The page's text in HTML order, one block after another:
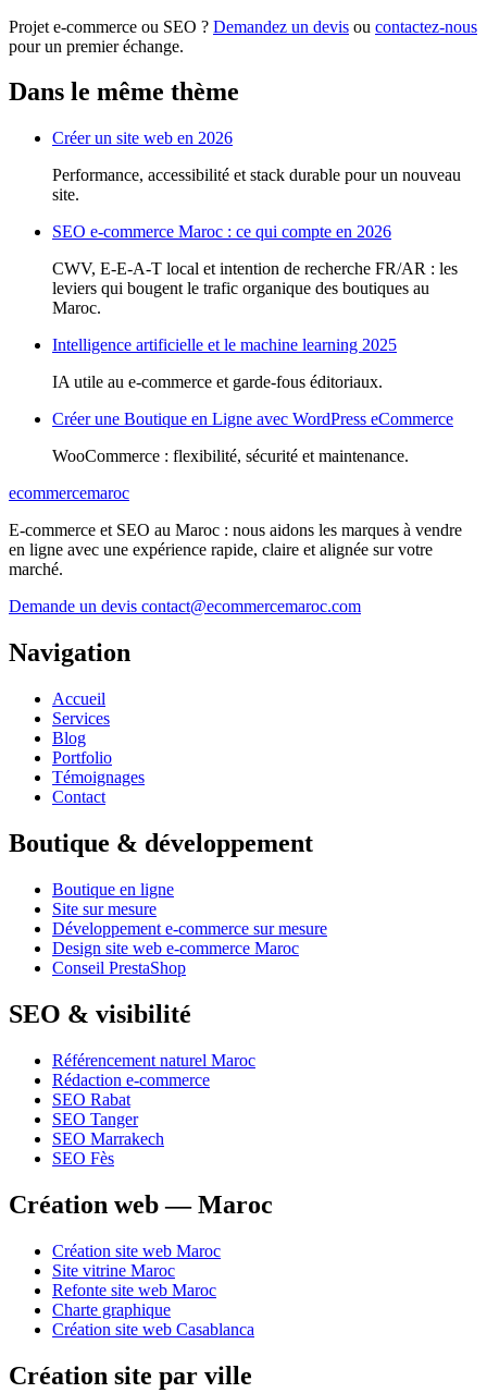
Projet e-commerce ou SEO ? Demandez un devis ou contactez-nous
pour un premier échange.
Dans le même thème
Créer un site web en 2026
Performance, accessibilité et stack durable pour un nouveau
site.
SEO e-commerce Maroc : ce qui compte en 2026
CWV, E-E-A-T local et intention de recherche FR/AR : les
leviers qui bougent le trafic organique des boutiques au
Maroc.
Intelligence artificielle et le machine learning 2025
IA utile au e-commerce et garde-fous éditoriaux.
Créer une Boutique en Ligne avec WordPress eCommerce
WooCommerce : flexibilité, sécurité et maintenance.
ecommercemaroc
E-commerce et SEO au Maroc : nous aidons les marques à vendre
en ligne avec une expérience rapide, claire et alignée sur votre
marché.
Demande un devis contact@ecommercemaroc.com
Navigation
Accueil
Services
Blog
Portfolio
Témoignages
Contact
Boutique & développement
Boutique en ligne
Site sur mesure
Développement e-commerce sur mesure
Design site web e-commerce Maroc
Conseil PrestaShop
SEO & visibilité
Référencement naturel Maroc
Rédaction e-commerce
SEO Rabat
SEO Tanger
SEO Marrakech
SEO Fès
Création web — Maroc
Création site web Maroc
Site vitrine Maroc
Refonte site web Maroc
Charte graphique
Création site web Casablanca
Création site par ville